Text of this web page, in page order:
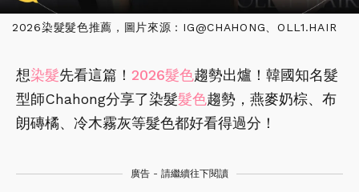
2026染髮髮色推薦，圖片來源：IG@CHAHONG、OLL1.HAIR
想染髮先看這篇！ 2026髮色趨勢出爐！韓國知名髮
型師Chahong分享了染髮髮色趨勢，燕麥奶棕、布
朗磚橘、冷木霧灰等髮色都好看得過分！
廣告 - 請繼續往下閱讀